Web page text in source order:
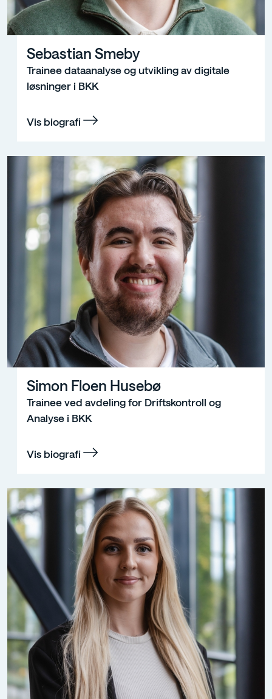
Sebastian Smeby
Trainee dataanalyse og utvikling av digitale
løsninger i BKK
Vis biografi
Simon Floen Husebø
Trainee ved avdeling for Driftskontroll og
Analyse i BKK
Vis biografi